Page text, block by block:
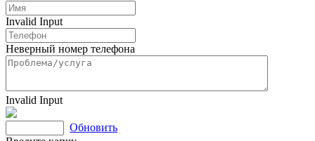
Invalid Input
Неверный номер телефона
Invalid Input
Обновить